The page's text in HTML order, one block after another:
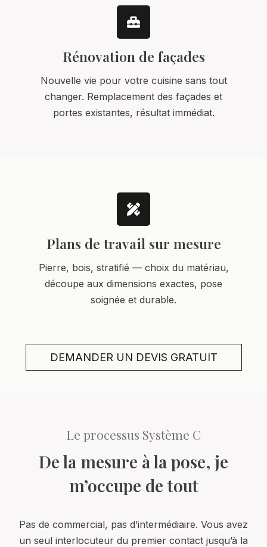
Rénovation de façades
Nouvelle vie pour votre cuisine sans tout
changer. Remplacement des façades et
portes existantes, résultat immédiat.
Plans de travail sur mesure
Pierre, bois, stratifié — choix du matériau,
découpe aux dimensions exactes, pose
soignée et durable.
DEMANDER UN DEVIS GRATUIT
Le processus Système C
De la mesure à la pose, je
m’occupe de tout
Pas de commercial, pas d’intermédiaire. Vous avez
un seul interlocuteur du premier contact jusqu’à la